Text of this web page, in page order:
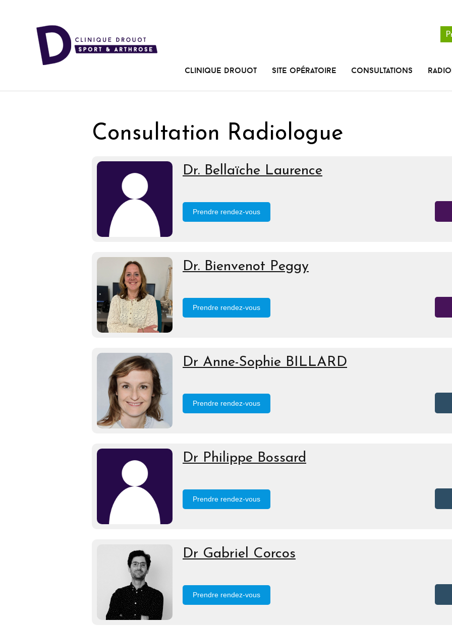
Clinique Drouot Site opératoire Consultations
Consultation Radiologue
Dr. Bellaïche Laurence
Prendre rendez-vous
Dr. Bienvenot Peggy
Prendre rendez-vous
Dr Anne-Sophie BILLARD
Prendre rendez-vous
Dr Philippe Bossard
Prendre rendez-vous
Dr Gabriel Corcos
Prendre rendez-vous